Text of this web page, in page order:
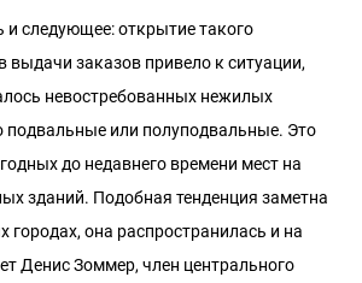
и следующее: открытие такого
выдачи заказов привело к ситуации,
невостребованных нежилых
подвальные или полуподвальные. Это
до недавнего времени мест на
зданий. Подобная тенденция заметна
городах, она распространилась и на
Денис Зоммер, член центрального